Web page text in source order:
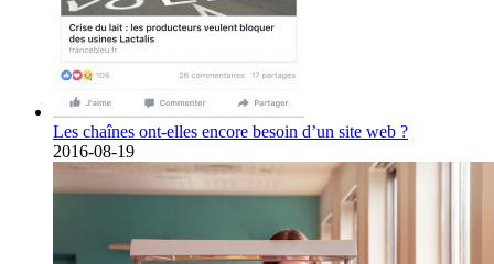
Les chaînes ont-elles encore besoin d’un site web ?
2016-08-19